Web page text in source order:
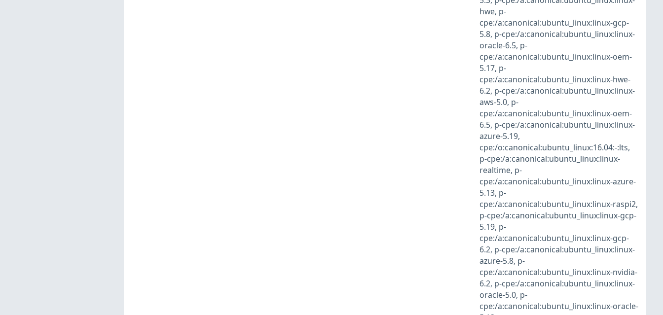
hwe, p-
cpe:/a:canonical:ubuntu_linux:linux-gcp-
5.8, p-cpe:/a:canonical:ubuntu_linux:linux-
oracle-6.5, p-
cpe:/a:canonical:ubuntu_linux:linux-oem-
5.17, p-
cpe:/a:canonical:ubuntu_linux:linux-hwe-
6.2, p-cpe:/a:canonical:ubuntu_linux:linux-
aws-5.0, p-
cpe:/a:canonical:ubuntu_linux:linux-oem-
6.5, p-cpe:/a:canonical:ubuntu_linux:linux-
azure-5.19,
cpe:/o:canonical:ubuntu_linux:16.04:-:lts,
p-cpe:/a:canonical:ubuntu_linux:linux-
realtime, p-
cpe:/a:canonical:ubuntu_linux:linux-azure-
5.13, p-
cpe:/a:canonical:ubuntu_linux:linux-raspi2,
p-cpe:/a:canonical:ubuntu_linux:linux-gcp-
5.19, p-
cpe:/a:canonical:ubuntu_linux:linux-gcp-
6.2, p-cpe:/a:canonical:ubuntu_linux:linux-
azure-5.8, p-
cpe:/a:canonical:ubuntu_linux:linux-nvidia-
6.2, p-cpe:/a:canonical:ubuntu_linux:linux-
oracle-5.0, p-
cpe:/a:canonical:ubuntu_linux:linux-oracle-